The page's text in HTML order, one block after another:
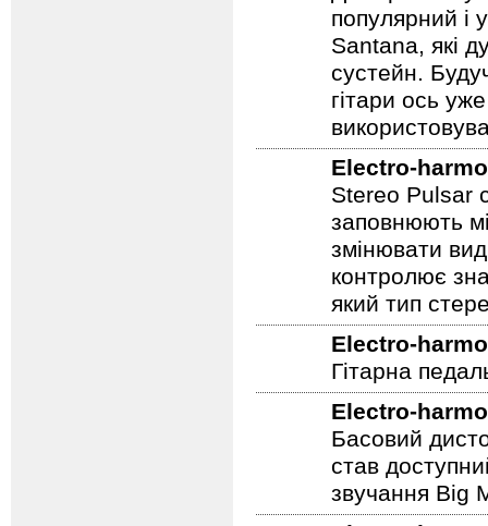
Electro-
Дісторшн /
популярний і
Santana, які
сустейн.
гітари ось
Electro-
Stereo Pulsar
заповнюють
змінювати
контролює
який тип
Electro-
Гітарна
Electro-
Басовий